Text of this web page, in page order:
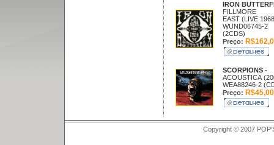
IRON
FILLMORE
EAST (LIVE
WUND06745-2
(2CDS)
Preço:
SCORPIONS -
ACOUSTICA
WEA88246-2
Preço: R$45,00
Copyright © 2007